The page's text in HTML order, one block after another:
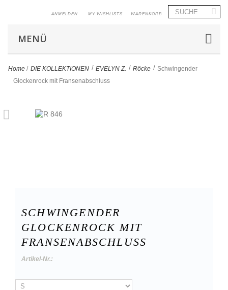
WARENKORB
MY WISHLISTS
ANMELDEN
MENÜ
Home / DIE KOLLEKTIONEN > EVELYN Z. > Röcke > Schwingender
Glockenrock mit Fransenabschluss
SCHWINGENDER
GLOCKENROCK MIT
FRANSENABSCHLUSS
Artikel-Nr.: